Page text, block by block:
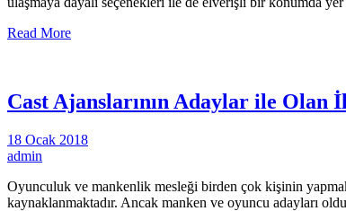
Read More
Cast Ajanslarının Adaylar ile Olan
18 Ocak 2018
admin
Oyunculuk ve mankenlik mesleği birden çok kişinin
kaynaklanmaktadır. Ancak manken ve oyuncu adayları